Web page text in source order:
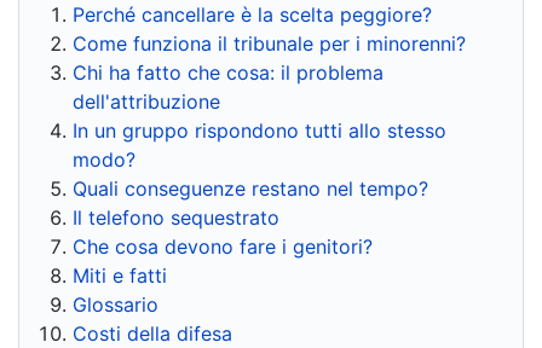
Perché cancellare è la scelta peggiore?
Come funziona il tribunale per i minorenni?
Chi ha fatto che cosa: il problema
dell'attribuzione
In un gruppo rispondono tutti allo stesso
modo?
Quali conseguenze restano nel tempo?
Il telefono sequestrato
Che cosa devono fare i genitori?
Miti e fatti
Glossario
Costi della difesa